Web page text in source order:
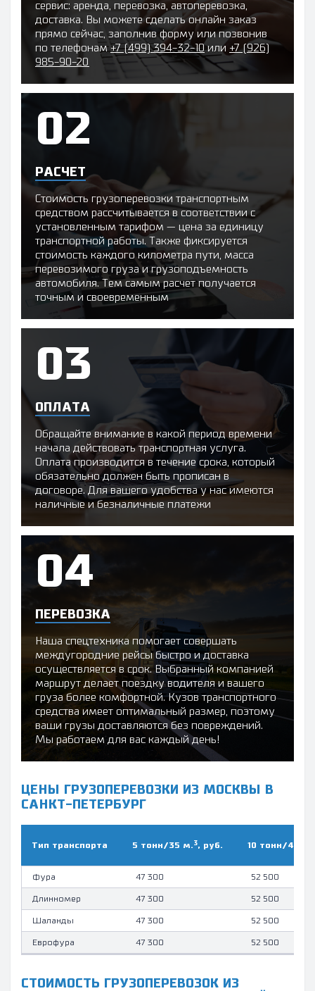
сервис: аренда, перевозка, автоперевозка,
доставка. Вы можете сделать онлайн заказ
прямо сейчас, заполнив форму или позвонив
по телефонам+7 (499) 394-32-10или +7 (926)
985-90-20
РАСЧЕТ
Стоимость грузоперевозки транспортным
средством рассчитывается в соответствии с
установленным тарифом — цена за единицу
транспортной работы. Также фиксируется
стоимость каждого километра пути, масса
перевозимого груза и грузоподъемность
автомобиля. Тем самым расчет получается
точным и своевременным
ОПЛАТА
Обращайте внимание в какой период времени
начала действовать транспортная услуга.
Оплата производится в течение срока, который
обязательно должен быть прописан в
договоре. Для вашего удобства у нас имеются
наличные и безналичные платежи
ПЕРЕВОЗКА
Наша спецтехника помогает совершать
междугородние рейсы быстро и доставка
осуществляется в срок. Выбранный компанией
маршрут делает поездку водителя и вашего
груза более комфортной. Кузов транспортного
средства имеет оптимальный размер, поэтому
ваши грузы доставляются без повреждений.
Мы работаем для вас каждый день!
ЦЕНЫ ГРУЗОПЕРЕВОЗКИ ИЗ МОСКВЫ В
САНКТ-ПЕТЕРБУРГ
Тип транcпорта 5 тонн/35 м. 3, руб. 10 тонн/45 м.
Фура 47 300 52 500
Длинномер 47 300 52 500
Шаланды 47 300 52 500
Еврофура 47 300 52 500
СТОИМОСТЬ ГРУЗОПЕРЕВОЗОК ИЗ